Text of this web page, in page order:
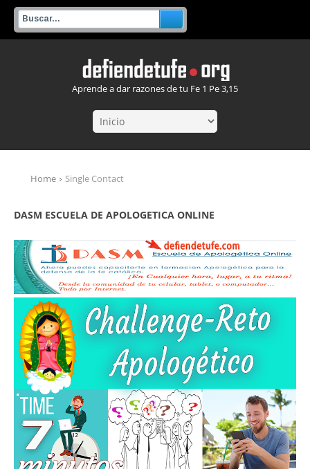
Aprende a dar razones de tu Fe 1 Pe 3,15
Home Single Contact
DASM ESCUELA DE APOLOGETICA ONLINE